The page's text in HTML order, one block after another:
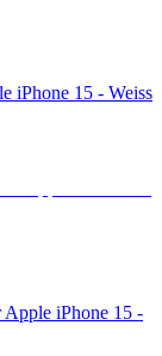
iPhone 15 - Weiss
iPhone 15 -